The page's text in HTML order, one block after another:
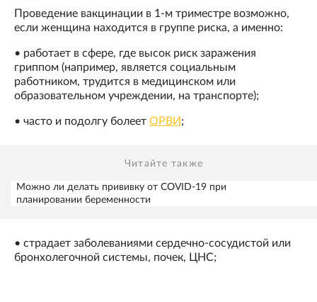
Проведение вакцинации в 1-м триместре возможно,
если женщина находится в группе риска, а именно:
• работает в сфере, где высок риск заражения
гриппом (например, является социальным
работником, трудится в медицинском или
образовательном учреждении, на транспорте);
• часто и подолгу болеет ОРВИ;
Читайте также
Можно ли делать прививку от COVID-19 при
планировании беременности
• страдает заболеваниями сердечно-сосудистой или
бронхолегочной системы, почек, ЦНС;